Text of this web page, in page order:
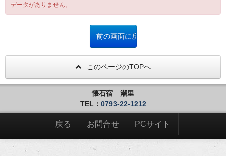
データがありません。
このページのTOPへ
懐石宿 潮里
TEL： 0793-22-1212
戻る お問合せ PCサイト